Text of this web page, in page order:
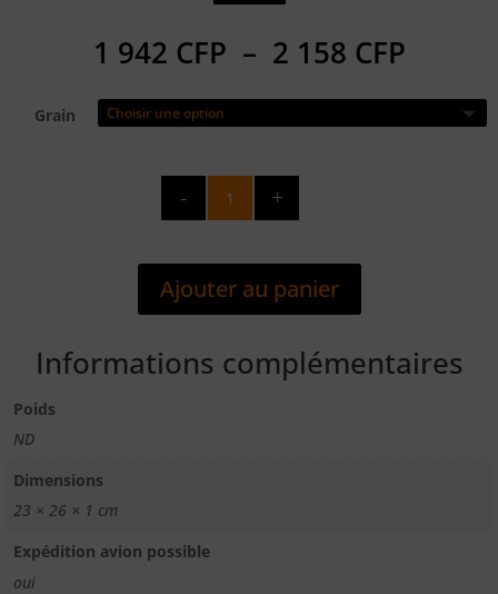
1 942 CFP – 2 158 CFPPlage
prix :
1
Grain
quantité
DE
5
PAPIERS
Ø225
Ajouter au panier
Informations complémentaires
Poids
ND
Dimensions
23 × 26 × 1 cm
Expédition avion possible
oui